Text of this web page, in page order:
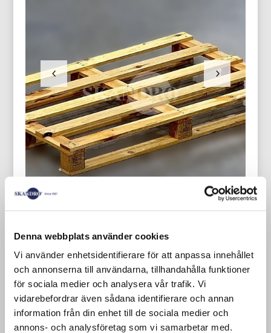
Denna webbplats använder cookies
Vi använder enhetsidentifierare för att anpassa innehållet
och annonserna till användarna, tillhandahålla funktioner
för sociala medier och analysera vår trafik. Vi
vidarebefordrar även sådana identifierare och annan
information från din enhet till de sociala medier och
annons- och analysföretag som vi samarbetar med.
Vi lagerhåller begagnade engångspallar i
vår fabrik i Smålandsstenar. Begagnade
engångspallar är ett sätt att spara på